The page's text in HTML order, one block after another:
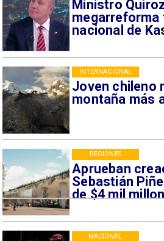
Ministro
megarreforma
nacional de
Joven chileno
montaña más
INTERNACIONAL
Aprueban
Sebastián
de $4 mil
REGIONES
NACIONAL